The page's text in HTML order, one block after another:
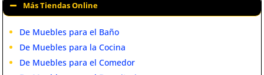
Más Tiendas Online
De Muebles para el Baño
De Muebles para la Cocina
De Muebles para el Comedor